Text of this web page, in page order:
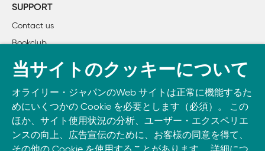
    まとめ
4章　トラクション獲得テスト
    チャネルは陳腐化し、飽和する
    狭い範囲でのテスト
    A/Bテストによる最適化
    オンラインツール
    結果を定量的に把握
    まとめ
SUPPORT
Contact us
Bookclub
書籍注文
Take O’Reilly with you and learn anywhere, anytime on your
phone
and tablet.
当サイトのクッキーについて
オライリー・ジャパンのWeb サイトは正常に機能するた
めにいくつかの Cookie を必要とします（必須）。 この
ほか、サイト使用状況の分析、ユーザー・エクスペリエ
ンスの向上、広告宣伝のために、お客様の同意を得て、